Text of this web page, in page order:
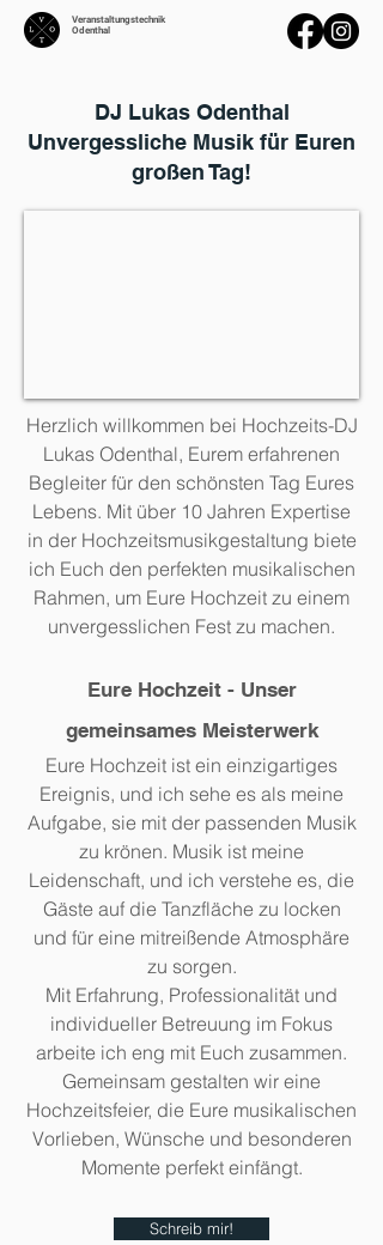
Veranstaltungstechnik
Odenthal
DJ Lukas Odenthal
Unvergessliche Musik für Euren
großen Tag!
Herzlich willkommen bei Hochzeits-DJ
Lukas Odenthal, Eurem erfahrenen
Begleiter für den schönsten Tag Eures
Lebens. Mit über 10 Jahren Expertise
in der Hochzeitsmusikgestaltung biete
ich Euch den perfekten musikalischen
Rahmen, um Eure Hochzeit zu einem
unvergesslichen Fest zu machen.
Eure Hochzeit - Unser
gemeinsames Meisterwerk
Eure Hochzeit ist ein einzigartiges
Ereignis, und ich sehe es als meine
Aufgabe, sie mit der passenden Musik
zu krönen. Musik ist meine
Leidenschaft, und ich verstehe es, die
Gäste auf die Tanzfläche zu locken
und für eine mitreißende Atmosphäre
zu sorgen.
Mit Erfahrung, Professionalität und
individueller Betreuung im Fokus
arbeite ich eng mit Euch zusammen.
Gemeinsam gestalten wir eine
Hochzeitsfeier, die Eure musikalischen
Vorlieben, Wünsche und besonderen
Momente perfekt einfängt.
Schreib mir!